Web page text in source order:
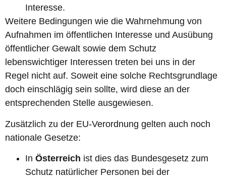
Interesse.
Weitere Bedingungen wie die Wahrnehmung von
Aufnahmen im öffentlichen Interesse und Ausübung
öffentlicher Gewalt sowie dem Schutz
lebenswichtiger Interessen treten bei uns in der
Regel nicht auf. Soweit eine solche Rechtsgrundlage
doch einschlägig sein sollte, wird diese an der
entsprechenden Stelle ausgewiesen.
Zusätzlich zu der EU-Verordnung gelten auch noch
nationale Gesetze:
In Österreich ist dies das Bundesgesetz zum
Schutz natürlicher Personen bei der